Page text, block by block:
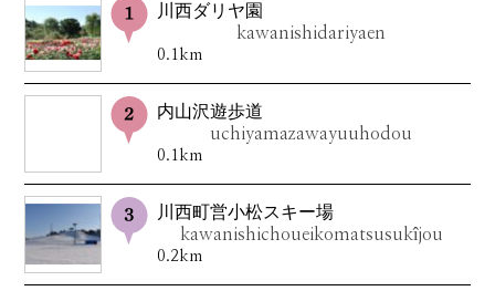
川西ダリヤ園
kawanishidariyaen
0.1km
内山沢遊歩道
uchiyamazawayuuhodou
0.1km
川西町営小松スキー場
kawanishichoueikomatsusukîjou
0.2km